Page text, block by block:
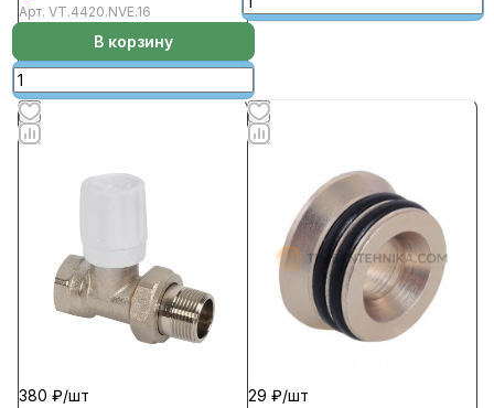
Арт. VT.4420.NVE.16
В корзину
380 ₽/шт
29 ₽/шт